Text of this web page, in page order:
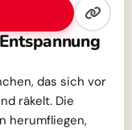
das sich vor
räkelt. Die
herumfliegen,